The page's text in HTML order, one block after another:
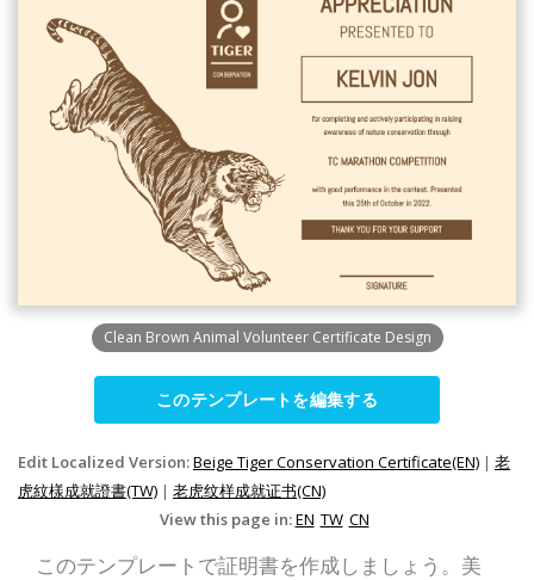
Clean Brown Animal Volunteer Certificate Design
このテンプレートを編集する
Edit Localized Version:Beige Tiger Conservation Certificate(EN) | 老
虎紋樣成就證書(TW) | 老虎纹样成就证书(CN)
View this page in:EN TW CN
このテンプレートで証明書を作成しましょう。美